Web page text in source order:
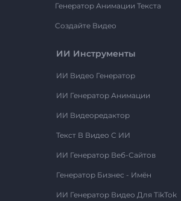
Генератор Анимации Текста
Создайте Видео
ИИ Инструменты
ИИ Видео Генератор
ИИ Генератор Анимации
ИИ Видеоредактор
Текст В Видео С ИИ
ИИ Генератор Веб-Сайтов
Генератор Бизнес - Имён
ИИ Генератор Видео Для TikTok